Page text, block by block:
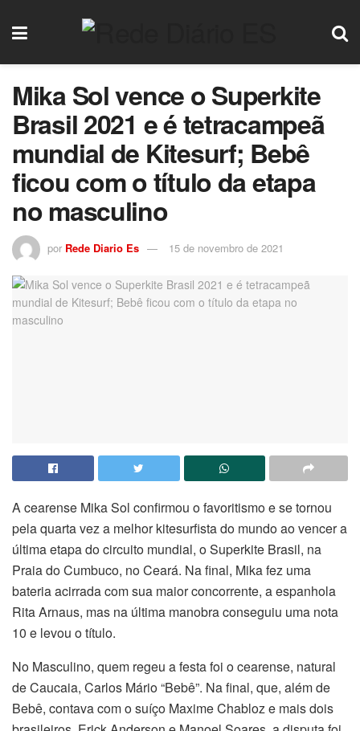
Mika Sol vence o Superkite
Brasil 2021 e é tetracampeã
mundial de Kitesurf; Bebê
ficou com o título da etapa
no masculino
por Rede Diario Es 15 de novembro de 2021
A cearense Mika Sol confirmou o favoritismo e se tornou
pela quarta vez a melhor kitesurfista do mundo ao vencer a
última etapa do circuito mundial, o Superkite Brasil, na
Praia do Cumbuco, no Ceará. Na final, Mika fez uma
bateria acirrada com sua maior concorrente, a espanhola
Rita Arnaus, mas na última manobra conseguiu uma nota
10 e levou o título.
No Masculino, quem regeu a festa foi o cearense, natural
de Caucaia, Carlos Mário “Bebê”. Na final, que, além de
Bebê, contava com o suíço Maxime Chabloz e mais dois